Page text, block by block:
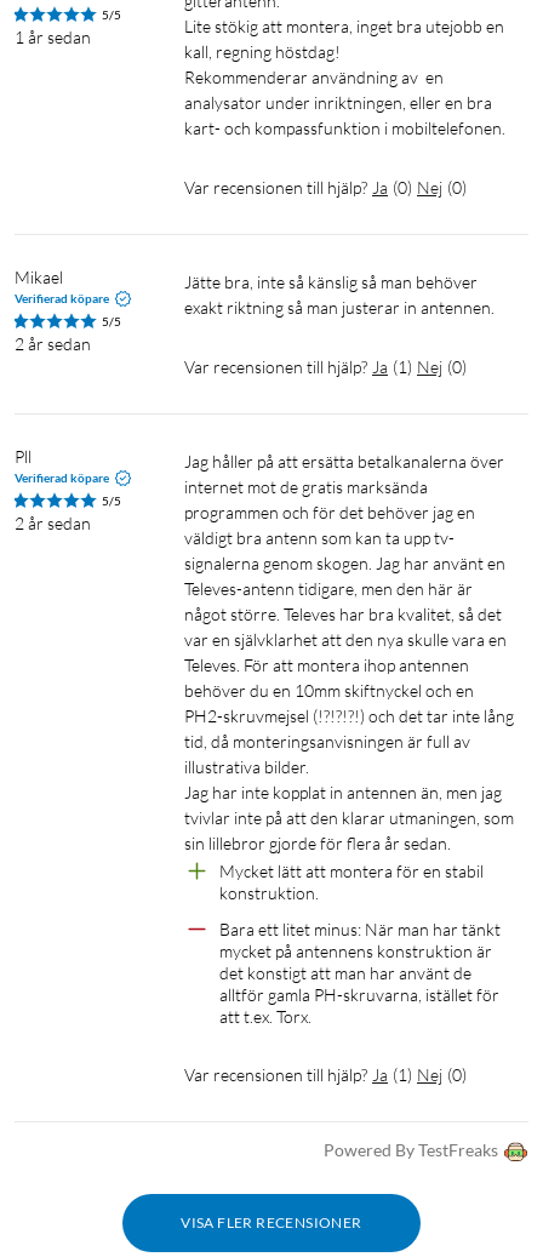
5/5
1 år sedan
Lite stökig att montera, inget bra utejobb en
kall, regning höstdag!
Rekommenderar användning av  en
analysator under inriktningen, eller en bra
kart- och kompassfunktion i mobiltelefonen.
Var recensionen till hjälp? Ja (0) Nej (0)
Mikael
Verifierad köpare
5/5
2 år sedan
Jätte bra, inte så känslig så man behöver
exakt riktning så man justerar in antennen.
Var recensionen till hjälp? Ja (1) Nej (0)
Pll
Verifierad köpare
5/5
2 år sedan
Jag håller på att ersätta betalkanalerna över
internet mot de gratis marksända
programmen och för det behöver jag en
väldigt bra antenn som kan ta upp tv-
signalerna genom skogen. Jag har använt en
Televes-antenn tidigare, men den här är
något större. Televes har bra kvalitet, så det
var en självklarhet att den nya skulle vara en
Televes. För att montera ihop antennen
behöver du en 10mm skiftnyckel och en
PH2-skruvmejsel (!?!?!?!) och det tar inte lång
tid, då monteringsanvisningen är full av
illustrativa bilder.
Jag har inte kopplat in antennen än, men jag
tvivlar inte på att den klarar utmaningen, som
Mycket lätt att montera för en stabil
konstruktion.
Bara ett litet minus: När man har tänkt
mycket på antennens konstruktion är
det konstigt att man har använt de
alltför gamla PH-skruvarna, istället för
att t.ex. Torx.
Var recensionen till hjälp? Ja (1) Nej (0)
Powered By TestFreaks
VISA FLER RECENSIONER